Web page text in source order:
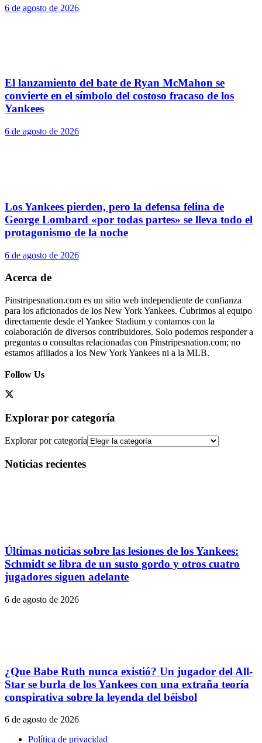
6 de agosto de 2026
El lanzamiento del bate de Ryan McMahon se
convierte en el símbolo del costoso fracaso de los
Yankees
6 de agosto de 2026
Los Yankees pierden, pero la defensa felina de
George Lombard «por todas partes» se lleva todo el
protagonismo de la noche
6 de agosto de 2026
Acerca de
Pinstripesnation.com es un sitio web independiente de confianza
para los aficionados de los New York Yankees. Cubrimos al equipo
directamente desde el Yankee Stadium y contamos con la
colaboración de diversos contribuidores. Solo podemos responder a
preguntas o consultas relacionadas con Pinstripesnation.com; no
estamos afiliados a los New York Yankees ni a la MLB.
Follow Us
Explorar por categoría
Explorar por categoría
Noticias recientes
Últimas noticias sobre las lesiones de los Yankees:
Schmidt se libra de un susto gordo y otros cuatro
jugadores siguen adelante
6 de agosto de 2026
¿Que Babe Ruth nunca existió? Un jugador del All-
Star se burla de los Yankees con una extraña teoría
conspirativa sobre la leyenda del béisbol
6 de agosto de 2026
Política de privacidad